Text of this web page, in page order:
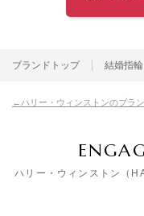
ブランドトップ 結婚指輪
ハリー・ウィンストンのブラ
ハリー・ウィンストン（